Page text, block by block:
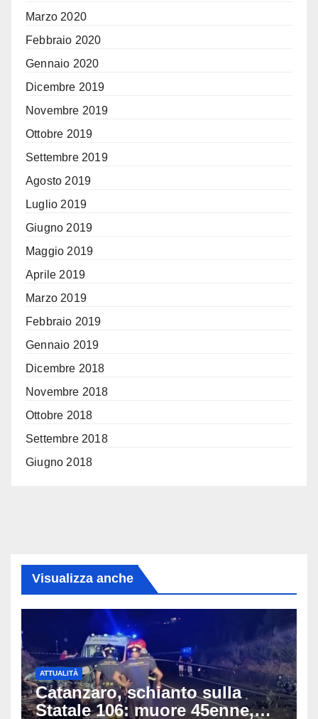
Marzo 2020
Febbraio 2020
Gennaio 2020
Dicembre 2019
Novembre 2019
Ottobre 2019
Settembre 2019
Agosto 2019
Luglio 2019
Giugno 2019
Maggio 2019
Aprile 2019
Marzo 2019
Febbraio 2019
Gennaio 2019
Dicembre 2018
Novembre 2018
Ottobre 2018
Settembre 2018
Giugno 2018
Visualizza anche
ATTUALITÀ
Catanzaro, schianto sulla
Statale 106: muore 45enne,